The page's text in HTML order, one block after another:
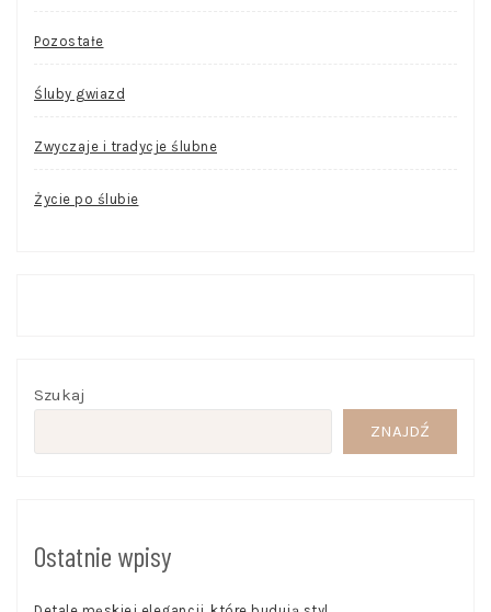
Pozostałe
Śluby gwiazd
Zwyczaje i tradycje ślubne
Życie po ślubie
Szukaj
ZNAJDŹ
Ostatnie wpisy